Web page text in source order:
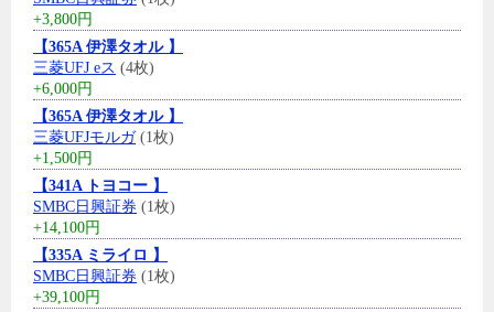
+3,800円
【365A 伊澤タオル 】
三菱UFJ eス (4枚)
+6,000円
【365A 伊澤タオル 】
三菱UFJモルガ(1枚)
+1,500円
【341A トヨコー 】
SMBC日興証券 (1枚)
+14,100円
【335A ミライロ 】
SMBC日興証券 (1枚)
+39,100円